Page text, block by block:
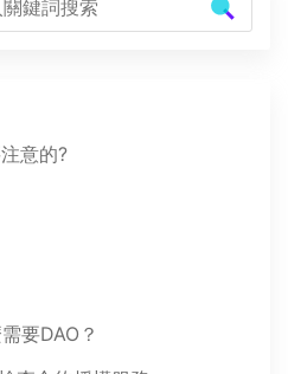
意的?
要DAO？